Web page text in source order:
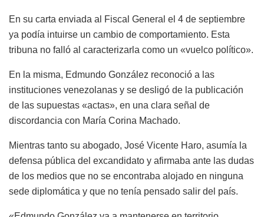
En su carta enviada al Fiscal General el 4 de septiembre
ya podía intuirse un cambio de comportamiento. Esta
tribuna no falló al caracterizarla como un «vuelco político».
En la misma, Edmundo González reconoció a las
instituciones venezolanas y se desligó de la publicación
de las supuestas «actas», en una clara señal de
discordancia con María Corina Machado.
Mientras tanto su abogado, José Vicente Haro, asumía la
defensa pública del excandidato y afirmaba ante las dudas
de los medios que no se encontraba alojado en ninguna
sede diplomática y que no tenía pensado salir del país.